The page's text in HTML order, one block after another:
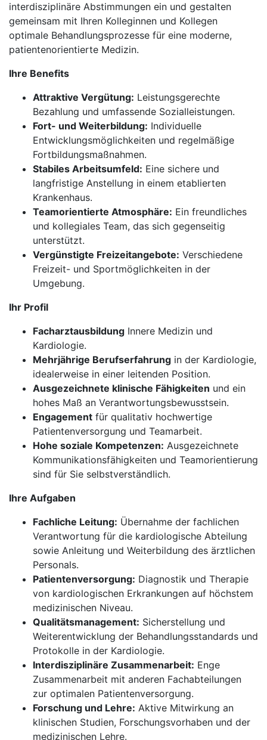
interdisziplinäre Abstimmungen ein und gestalten
gemeinsam mit Ihren Kolleginnen und Kollegen
optimale Behandlungsprozesse für eine moderne,
patientenorientierte Medizin.
Ihre Benefits
Attraktive Vergütung: Leistungsgerechte
Bezahlung und umfassende Sozialleistungen.
Fort- und Weiterbildung: Individuelle
Entwicklungsmöglichkeiten und regelmäßige
Fortbildungsmaßnahmen.
Stabiles Arbeitsumfeld: Eine sichere und
langfristige Anstellung in einem etablierten
Krankenhaus.
Teamorientierte Atmosphäre: Ein freundliches
und kollegiales Team, das sich gegenseitig
unterstützt.
Vergünstigte Freizeitangebote: Verschiedene
Freizeit- und Sportmöglichkeiten in der
Umgebung.
Ihr Profil
Facharztausbildung Innere Medizin und
Kardiologie.
Mehrjährige Berufserfahrung in der Kardiologie,
idealerweise in einer leitenden Position.
Ausgezeichnete klinische Fähigkeiten und ein
hohes Maß an Verantwortungsbewusstsein.
Engagement für qualitativ hochwertige
Patientenversorgung und Teamarbeit.
Hohe soziale Kompetenzen: Ausgezeichnete
Kommunikationsfähigkeiten und Teamorientierung
sind für Sie selbstverständlich.
Ihre Aufgaben
Fachliche Leitung: Übernahme der fachlichen
Verantwortung für die kardiologische Abteilung
sowie Anleitung und Weiterbildung des ärztlichen
Personals.
Patientenversorgung: Diagnostik und Therapie
von kardiologischen Erkrankungen auf höchstem
medizinischen Niveau.
Qualitätsmanagement: Sicherstellung und
Weiterentwicklung der Behandlungsstandards und
Protokolle in der Kardiologie.
Interdisziplinäre Zusammenarbeit: Enge
Zusammenarbeit mit anderen Fachabteilungen
zur optimalen Patientenversorgung.
Forschung und Lehre: Aktive Mitwirkung an
klinischen Studien, Forschungsvorhaben und der
medizinischen Lehre.